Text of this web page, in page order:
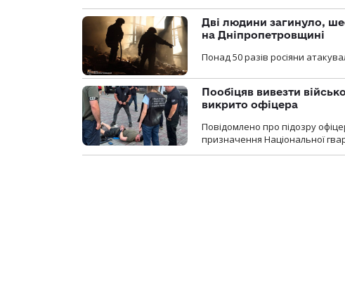
Дві людини загинуло,
на Дніпропетровщині
Понад 50 разів росіяни
Пообіцяв вивезти
викрито офіцера
Повідомлено про підозру
призначення Національної